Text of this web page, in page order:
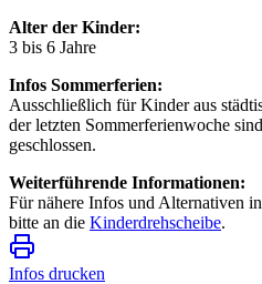
Alter der Kinder:
3 bis 6 Jahre
Infos Sommerferien:
Ausschließlich für Kinder aus
der letzten Sommerferienwoche
geschlossen.
Weiterführende Informationen:
Für nähere Infos und Alternativen
bitte an die Kinderdrehscheibe.
Infos drucken